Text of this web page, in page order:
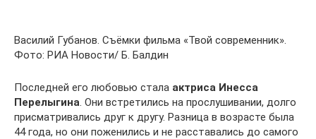
Василий Губанов. Съёмки фильма «Твой современник».
Фото: РИА Новости/ Б. Балдин
Последней его любовью стала актриса Инесса
Перелыгина . Они встретились на прослушивании, долго
присматривались друг к другу. Разница в возрасте была
44 года, но они поженились и не расставались до самого